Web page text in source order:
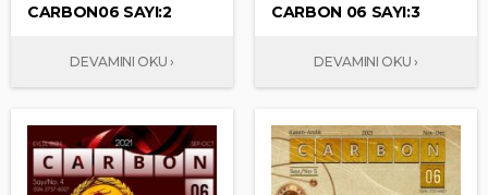
CARBON06 SAYI:2
CARBON 06 SAYI:3